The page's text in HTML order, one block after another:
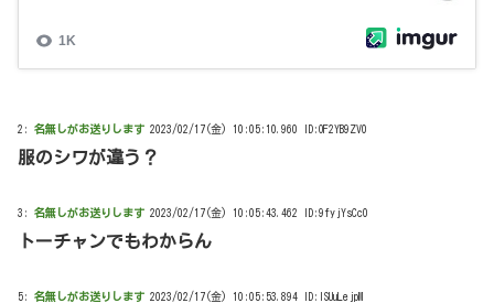
2: 名無しがお送りします 2023/02/17(金) 10:05:10.960 ID:OF2YB9ZV0
服のシワが違う？
3: 名無しがお送りします 2023/02/17(金) 10:05:43.462 ID:9fyjYsCc0
トーチャンでもわからん
5: 名無しがお送りします 2023/02/17(金) 10:05:53.894 ID:lSUuLejpM